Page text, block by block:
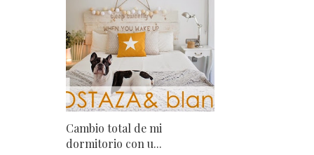
Cambio total de mi
dormitorio con u...